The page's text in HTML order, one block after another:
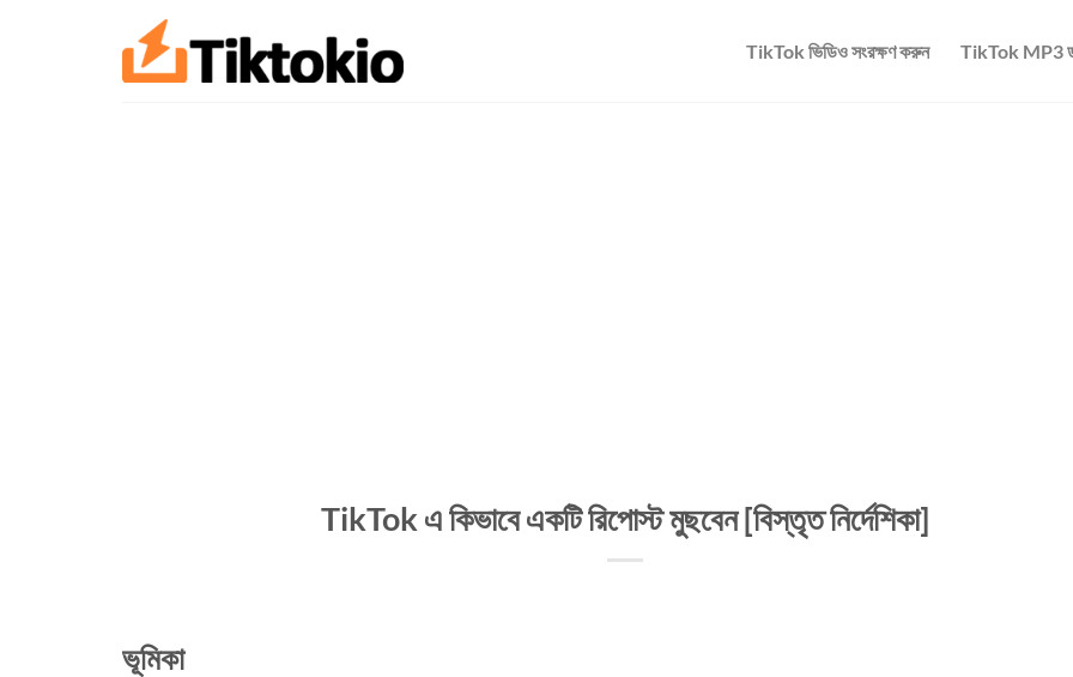
TikTok ভিডিও সংরক্ষণ করুন TikTok MP3
TikTok এ কিভাবে একটি রিপোস্ট মুছবেন [বিস্তৃত নির্দেশিকা]
ভূমিকা